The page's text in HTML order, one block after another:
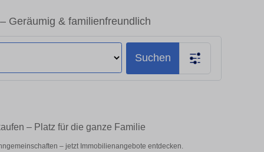
Geräumig & familienfreundlich
Suchen
– Platz für die ganze Familie
– jetzt Immobilienangebote entdecken.